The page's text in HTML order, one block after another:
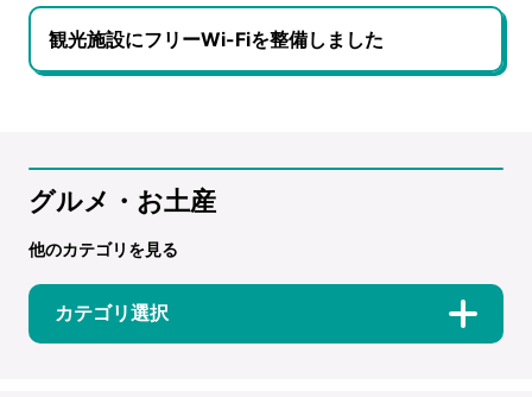
観光施設にフリーWi-Fiを整備しました
グルメ・お土産
他のカテゴリを見る
カテゴリ選択